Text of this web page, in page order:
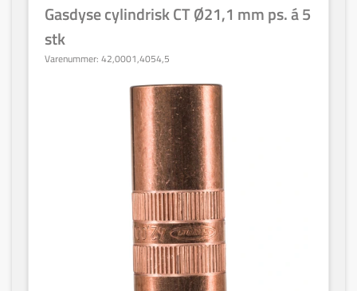
Gasdyse cylindrisk CT Ø21,1 mm ps. á 5
stk
Varenummer: 42,0001,4054,5